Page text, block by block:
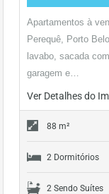
Apartamentos à
Perequê, Porto
lavabo, sacada
garagem e…
Ver Detalhes do
88 m²
2 Dormitórios
2 Sendo Suítes